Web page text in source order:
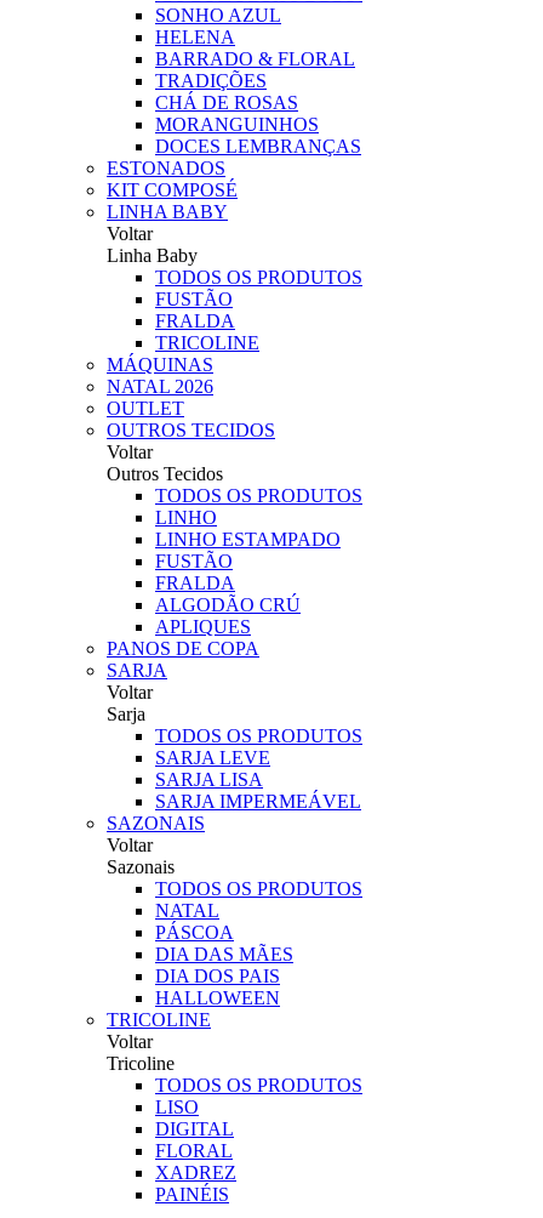
SONHO AZUL
HELENA
BARRADO & FLORAL
TRADIÇÕES
CHÁ DE ROSAS
MORANGUINHOS
DOCES LEMBRANÇAS
ESTONADOS
KIT COMPOSÉ
LINHA BABY
Voltar
Linha Baby
TODOS OS PRODUTOS
FUSTÃO
FRALDA
TRICOLINE
MÁQUINAS
NATAL 2026
OUTLET
OUTROS TECIDOS
Voltar
Outros Tecidos
TODOS OS PRODUTOS
LINHO
LINHO ESTAMPADO
FUSTÃO
FRALDA
ALGODÃO CRÚ
APLIQUES
PANOS DE COPA
SARJA
Voltar
Sarja
TODOS OS PRODUTOS
SARJA LEVE
SARJA LISA
SARJA IMPERMEÁVEL
SAZONAIS
Voltar
Sazonais
TODOS OS PRODUTOS
NATAL
PÁSCOA
DIA DAS MÃES
DIA DOS PAIS
HALLOWEEN
TRICOLINE
Voltar
Tricoline
TODOS OS PRODUTOS
LISO
DIGITAL
FLORAL
XADREZ
PAINÉIS